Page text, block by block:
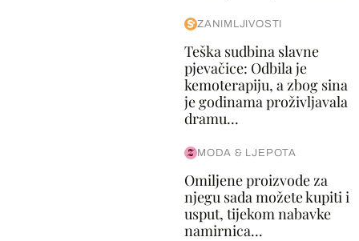
ZANIMLJIVOSTI
Teška sudbina slavne
pjevačice: Odbila je
kemoterapiju, a zbog sina
je godinama proživljavala
dramu...
MODA & LJEPOTA
Omiljene proizvode za
njegu sada možete kupiti i
usput, tijekom nabavke
namirnica...